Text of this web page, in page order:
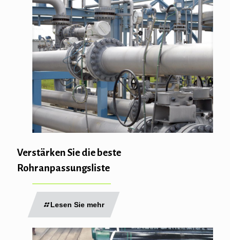
Verstärken Sie die beste
Rohranpassungsliste
Lesen Sie mehr